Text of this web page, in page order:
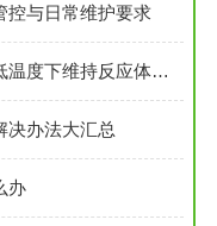
控与日常维护要求
深冷反应釜功能部件协同工作在低温度下维持反应体系的稳定性
决办法大汇总
办